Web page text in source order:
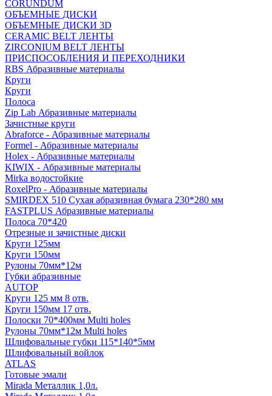
СORUNDUM
ОБЪЕМНЫЕ ДИСКИ
ОБЪЕМНЫЕ ДИСКИ 3D
CERAMIC BELT ЛЕНТЫ
ZIRCONIUM BELT ЛЕНТЫ
ПРИСПОСОБЛЕНИЯ И ПЕРЕХОДНИКИ
RBS Абразивные материалы
Круги
Круги
Полоса
Zip Lab Абразивные материалы
Зачистные круги
Abraforce - Абразивные материалы
Formel - Абразивные материалы
Holex - Абразивные материалы
KIWIX - Абразивные материалы
Mirka водостойкие
RoxelPro - Абразивные материалы
SMIRDEX 510 Сухая абразивная бумага 230*280 мм
FASTPLUS Абразивные материалы
Полоса 70*420
Отрезные и зачистные диски
Круги 125мм
Круги 150мм
Рулоны 70мм*12м
Губки абразивные
AUTOP
Круги 125 мм 8 отв.
Круги 150мм 17 отв.
Полоски 70*400мм Multi holes
Рулоны 70мм*12м Multi holes
Шлифовальные губки 115*140*5мм
Шлифовальный войлок
ATLAS
Готовые эмали
Mirada Металлик 1,0л.